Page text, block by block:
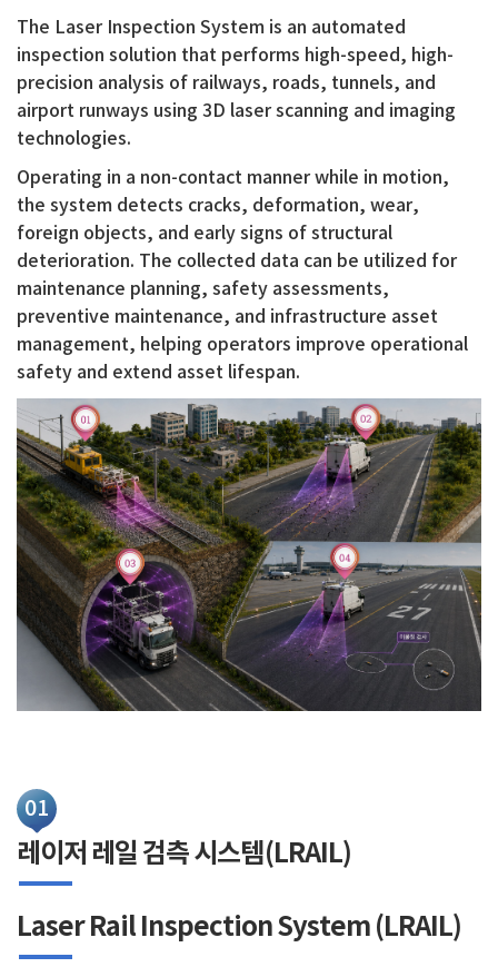
The Laser Inspection System is an automated
inspection solution that performs high-speed, high-
precision analysis of railways, roads, tunnels, and
airport runways using 3D laser scanning and imaging
technologies.
Operating in a non-contact manner while in motion,
the system detects cracks, deformation, wear,
foreign objects, and early signs of structural
deterioration. The collected data can be utilized for
maintenance planning, safety assessments,
preventive maintenance, and infrastructure asset
management, helping operators improve operational
safety and extend asset lifespan.
01
레이저 레일 검측 시스템(LRAIL)
Laser Rail Inspection System (LRAIL)